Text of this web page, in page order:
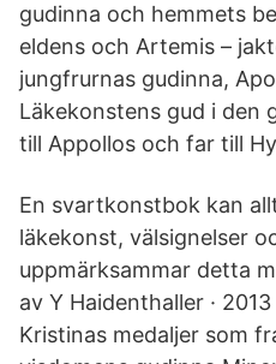
gudinna och hemmets
eldens och Artemis –
jungfrurnas gudinna,
Läkekonstens gud i den
till Appollos och far till
En svartkonstbok kan
läkekonst, välsignelser
uppmärksammar detta
av Y Haidenthaller ·
Kristinas medaljer som